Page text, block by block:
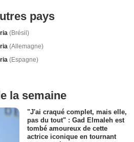
pays
(Brésil)
(Allemagne)
(Espagne)
la semaine
"J'ai craqué complet, mais elle,
pas du tout" : Gad Elmaleh est
tombé amoureux de cette
actrice iconique en tournant